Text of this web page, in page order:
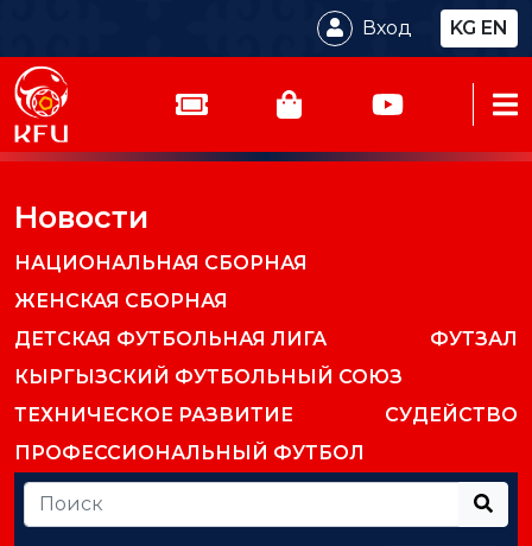
Вход KG EN
Новости
НАЦИОНАЛЬНАЯ СБОРНАЯ
ЖЕНСКАЯ СБОРНАЯ
ДЕТСКАЯ ФУТБОЛЬНАЯ ЛИГА
ФУТЗАЛ
КЫРГЫЗСКИЙ ФУТБОЛЬНЫЙ СОЮЗ
ТЕХНИЧЕСКОЕ РАЗВИТИЕ
СУДЕЙСТВО
ПРОФЕССИОНАЛЬНЫЙ ФУТБОЛ